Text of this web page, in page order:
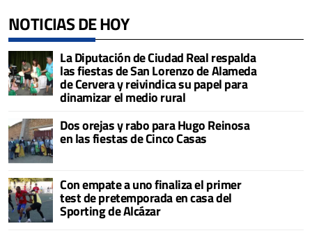
NOTICIAS DE HOY
La Diputación de Ciudad Real respalda
las fiestas de San Lorenzo de Alameda
de Cervera y reivindica su papel para
dinamizar el medio rural
Dos orejas y rabo para Hugo Reinosa
en las fiestas de Cinco Casas
Con empate a uno finaliza el primer
test de pretemporada en casa del
Sporting de Alcázar